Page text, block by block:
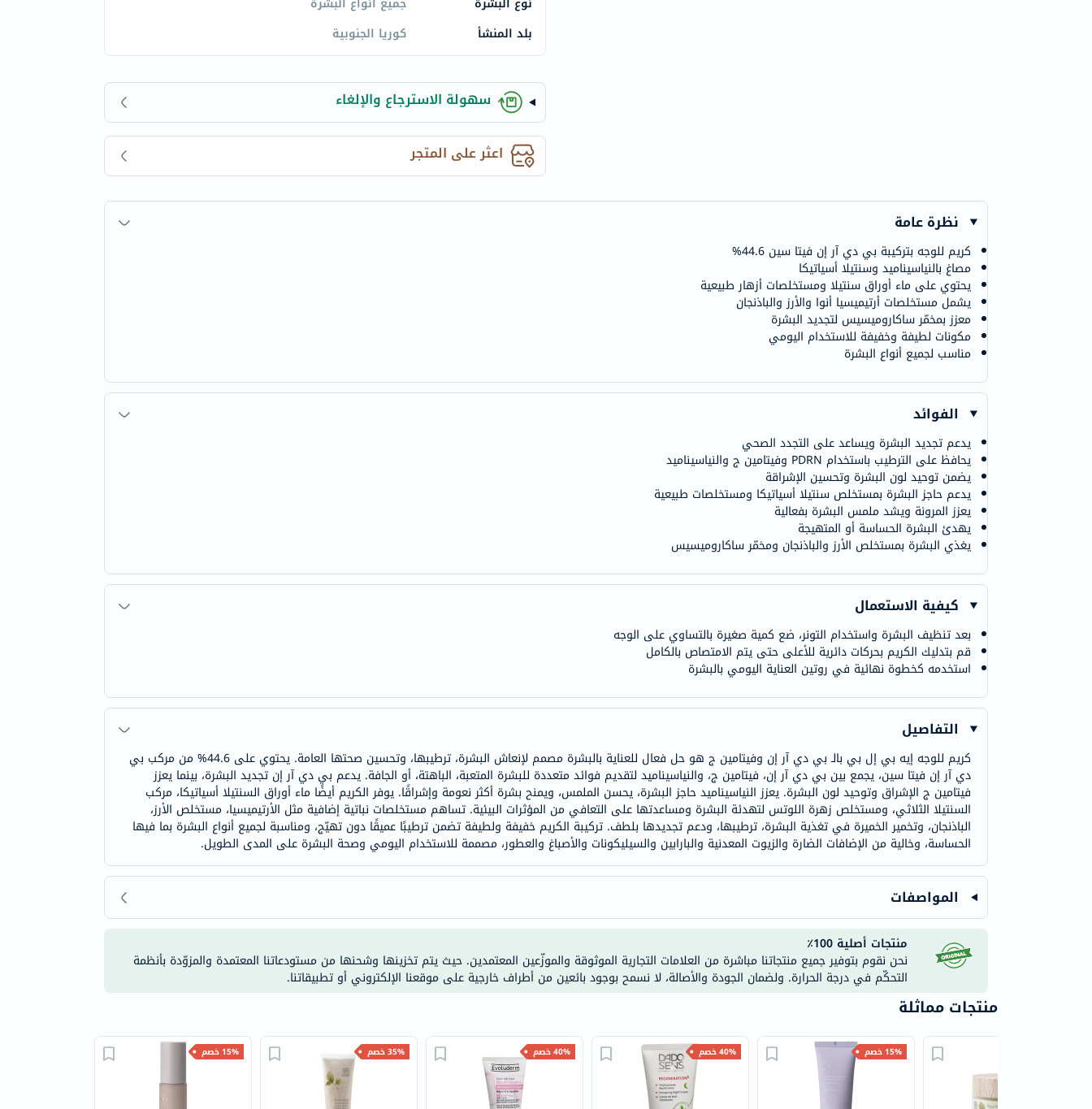
accu-
chek
activise
acuvue
annemarie-
borlind
webber-
anua
olaplex
OMRON
doppelherz
NMN
dessert-
essence
Biochem
SVR
feel
honey
الصحة
العناية
الصحية
بلد المنشأ
كوريا الجنوبية
سهولة الاسترجاع والإلغاء
اعثر على المتجر
نظرة عامة
كريم للوجه بتركيبة بي دي آر إن فيتا سين 44.6%
مصاغ بالنياسيناميد وسنتيلا أسياتيكا
يحتوي على ماء أوراق سنتيلا ومستخلصات أزهار طبيعية
يشمل مستخلصات أرتيميسيا أنوا والأرز والباذنجان
معزز بمخمّر ساكاروميسيس لتجديد البشرة
مكونات لطيفة وخفيفة للاستخدام اليومي
مناسب لجميع أنواع البشرة
الفوائد
يدعم تجديد البشرة ويساعد على التجدد الصحي
يحافظ على الترطيب باستخدام PDRN وفيتامين ج والنياسيناميد
يضمن توحيد لون البشرة وتحسين الإشراقة
يدعم حاجز البشرة بمستخلص سنتيلا أسياتيكا ومستخلصات طبيعية
يعزز المرونة ويشد ملمس البشرة بفعالية
يهدئ البشرة الحساسة أو المتهيجة
يغذي البشرة بمستخلص الأرز والباذنجان ومخمّر ساكاروميسيس
كيفية الاستعمال
بعد تنظيف البشرة واستخدام التونر، ضع كمية صغيرة بالتساوي على الوجه
قم بتدليك الكريم بحركات دائرية للأعلى حتى يتم الامتصاص بالكامل
استخدمه كخطوة نهائية في روتين العناية اليومي بالبشرة
التفاصيل
كريم للوجه إيه بي إل بي بالـ بي دي آر إن وفيتامين ج هو حل فعال للعناية بالبشرة مصمم لإنعاش البشرة، ترطيبها، وتحسين صحتها العامة. يحتوي على 44.6% من مركب بي
دي آر إن فيتا سين، يجمع بين بي دي آر إن، فيتامين ج، والنياسيناميد لتقديم فوائد متعددة للبشرة المتعبة، الباهتة، أو الجافة. يدعم بي دي آر إن تجديد البشرة، بينما يعزز
فيتامين ج الإشراق وتوحيد لون البشرة. يعزز النياسيناميد حاجز البشرة، يحسن الملمس، ويمنح بشرة أكثر نعومة وإشراقًا. يوفر الكريم أيضًا ماء أوراق السنتيلا أسياتيكا، مركب
السنتيلا الثلاثي، ومستخلص زهرة اللوتس لتهدئة البشرة ومساعدتها على التعافي من المؤثرات البيئية. تساهم مستخلصات نباتية إضافية مثل الأرتيميسيا، مستخلص الأرز،
الباذنجان، وتخمير الخميرة في تغذية البشرة، ترطيبها، ودعم تجديدها بلطف. تركيبة الكريم خفيفة ولطيفة تضمن ترطيبًا عميقًا دون تهيّج، ومناسبة لجميع أنواع البشرة بما فيها
الحساسة، وخالية من الإضافات الضارة والزيوت المعدنية والبارابين والسيليكونات والأصباغ والعطور، مصممة للاستخدام اليومي وصحة البشرة على المدى الطويل.
المواصفات
منتجات أصلية 100٪
نحن نقوم بتوفير جميع منتجاتنا مباشرة من العلامات التجارية الموثوقة والموزّعين المعتمدين. حيث يتم تخزينها وشحنها من مستودعاتنا المعتمدة والمزوّدة بأنظمة
التحكّم في درجة الحرارة. ولضمان الجودة والأصالة، لا نسمح بوجود بائعين من أطراف خارجية على موقعنا الإلكتروني أو تطبيقاتنا.
منتجات مماثلة
15% خصم 35% خصم 40% خصم 40% خصم 15% خصم